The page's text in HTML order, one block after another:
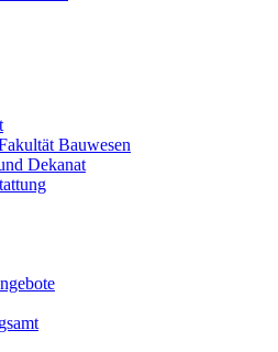
Bauwesen
Dekanat